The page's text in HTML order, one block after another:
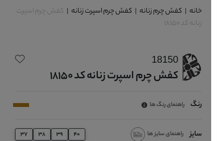
خانه | کفش چرم زنانه| کفش چرم اسپرت زنانه| کفش چرم اسپرت
زنانه کد 18150
18150
کفش چرم اسپرت زنانه کد 18150
رنگ راهنمای رنگ ها
سایز راهنمای سایز ها 37 38 39